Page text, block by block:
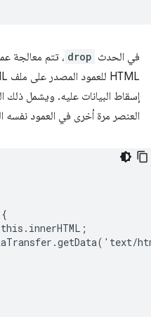
في الحدث drop ، تتم معالجة
إسقاط البيانات عليه. ويشمل ذلك
العنصر مرة أخرى في العمود نفسه